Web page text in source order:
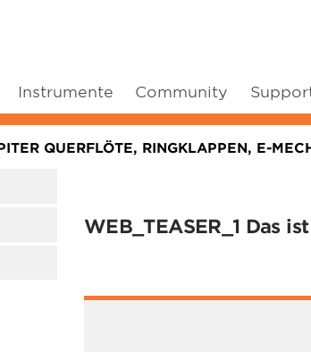
Instrumente Community
QUERFLÖTE, RINGKLAPPEN, E-
WEB_TEASER_1 Das